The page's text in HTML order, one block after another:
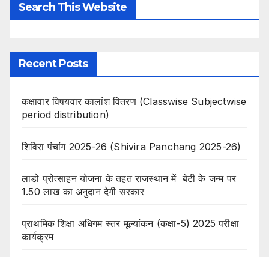
Search This Website
Recent Posts
कक्षावार विषयवार कालांश वितरण (Classwise Subjectwise
period distribution)
शिविरा पंचांग 2025-26 (Shivira Panchang 2025-26)
लाडो प्रोत्साहन योजना के तहत राजस्थान में बेटी के जन्म पर
1.50 लाख का अनुदान देगी सरकार
प्राथमिक शिक्षा अधिगम स्तर मूल्यांकन (कक्षा-5) 2025 परीक्षा
कार्यक्रम